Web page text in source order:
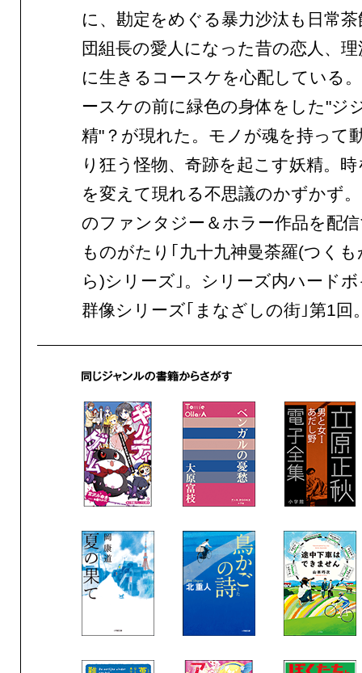
に、勘定をめぐる暴力沙汰も日常
団組長の愛人になった昔の恋人、
に生きるコースケを心配している
ースケの前に緑色の身体をした"ジ
精"？が現れた。モノが魂を持って
り狂う怪物、奇跡を起こす妖精。
を変えて現れる不思議のかずかず
のファンタジー＆ホラー作品を配
ものがたり｢九十九神曼荼羅(つく
ら)シリーズ｣。シリーズ内ハード
群像シリーズ｢まなざしの街｣第1回